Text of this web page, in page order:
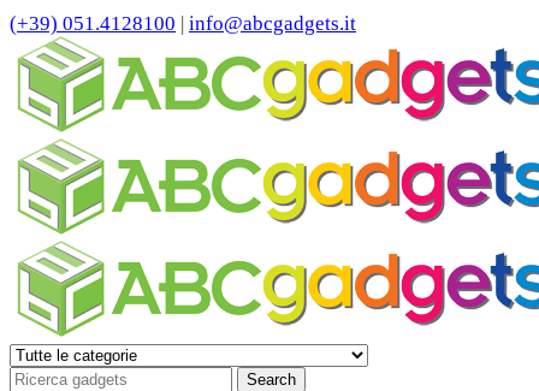
(+39) 051.4128100 | info@abcgadgets.it